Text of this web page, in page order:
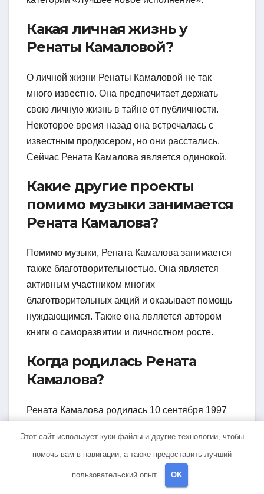
Какая личная жизнь у
Ренаты Камаловой?
О личной жизни Ренаты Камаловой не так
много известно. Она предпочитает держать
свою личную жизнь в тайне от публичности.
Некоторое время назад она встречалась с
известным продюсером, но они расстались.
Сейчас Рената Камалова является одинокой.
Какие другие проекты
помимо музыки занимается
Рената Камалова?
Помимо музыки, Рената Камалова занимается
также благотворительностью. Она является
активным участником многих
благотворительных акций и оказывает помощь
нуждающимся. Также она является автором
книги о саморазвитии и личностном росте.
Когда родилась Рената
Камалова?
Рената Камалова родилась 10 сентября 1997
Светлана Зельбет
Этот сайт использует куки-файлы и другие технологии, чтобы
помочь вам в навигации, а также предоставить лучший
пользовательский опыт. OK